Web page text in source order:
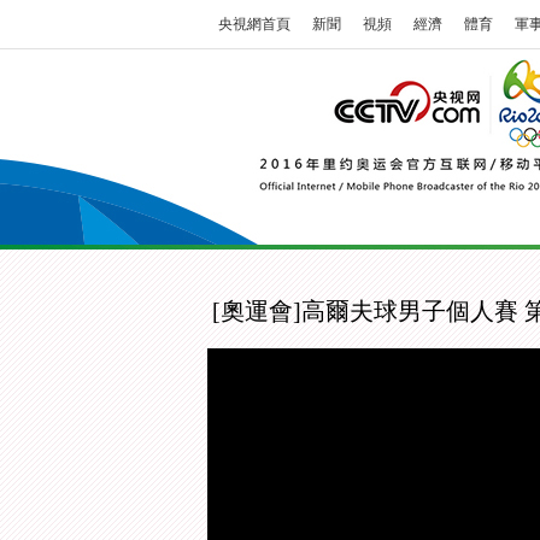
央視網首頁 新聞 視頻 經濟 體育 軍
[奧運會]高爾夫球男子個人賽